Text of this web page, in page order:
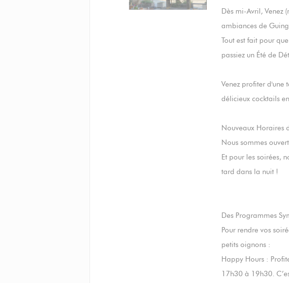
Dès mi-Avril, Venez
ambiances de
Tout est fait pour
passiez un Été de
Venez profiter d'une
délicieux cocktails
Nouveaux Horaires
Nous sommes
Et pour les soirées,
tard dans la nuit !
Des Programmes
Pour rendre vos
petits oignons :
Happy Hours :
17h30 à 19h30.